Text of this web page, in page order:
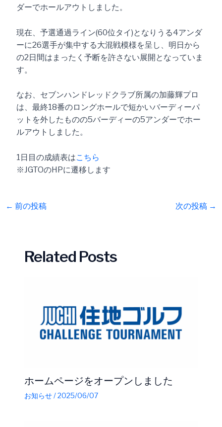
ダーでホールアウトしました。
現在、予選通過ライン(60位タイ)となりうる4アンダ
ーに26選手が集中する大混戦模様を呈し、明日から
の2日間はまったく予断を許さない展開となっていま
す。
なお、セブンハンドレッドクラブ所属の加藤輝プロ
は、最終18番のロングホールで短かいバーディーパ
ットを外したものの5バーディーの5アンダーでホー
ルアウトしました。
1日目の成績表はこちら
※JGTOのHPに遷移します
← 前の投稿 次の投稿 →
Related Posts
ホームページをオープンしました
お知らせ/2025/06/07